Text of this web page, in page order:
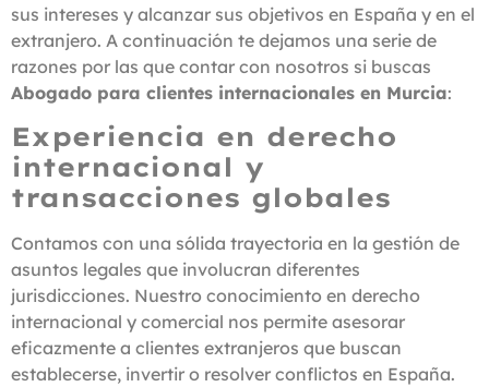
sus intereses y alcanzar sus objetivos en España y en el
extranjero. A continuación te dejamos una serie de
razones por las que contar con nosotros si buscas
Abogado para clientes internacionales en Murcia:
Experiencia en derecho
internacional y
transacciones globales
Contamos con una sólida trayectoria en la gestión de
asuntos legales que involucran diferentes
jurisdicciones. Nuestro conocimiento en derecho
internacional y comercial nos permite asesorar
eficazmente a clientes extranjeros que buscan
establecerse, invertir o resolver conflictos en España.